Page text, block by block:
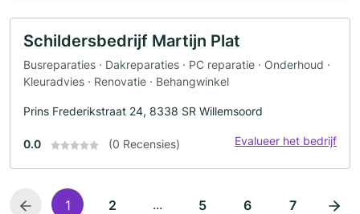
Schildersbedrijf Martijn Plat
Busreparaties · Dakreparaties · PC reparatie · Onderhoud ·
Kleuradvies · Renovatie · Behangwinkel
Prins Frederikstraat 24, 8338 SR Willemsoord
0.0 (0 Recensies) Evalueer het bedrijf
1 2 ... 5 6 7